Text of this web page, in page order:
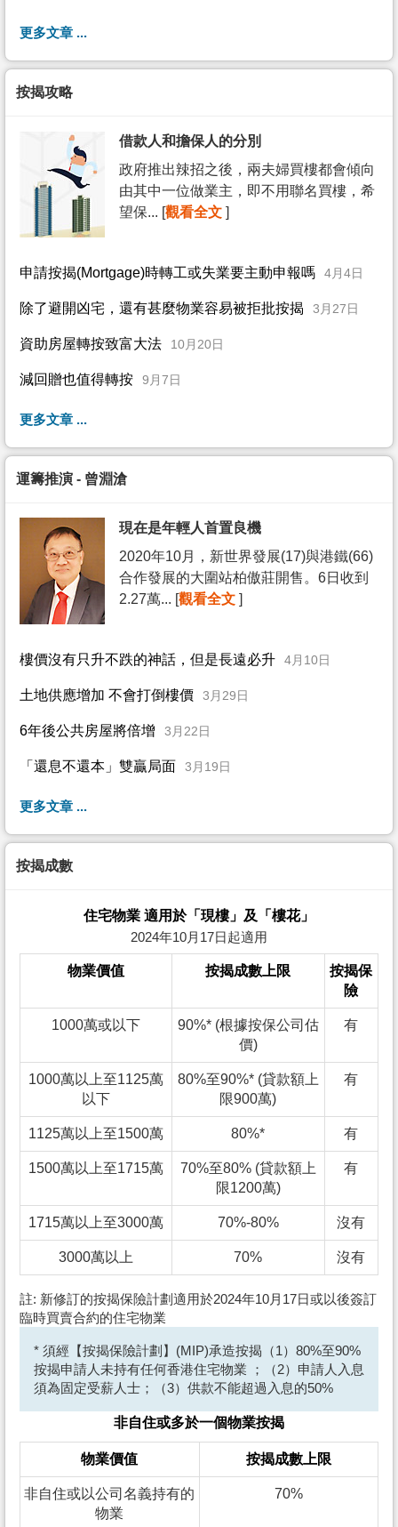
更多文章 ...
按揭攻略
借款人和擔保人的分別
政府推出辣招之後，兩夫婦買樓都會傾向
由其中一位做業主，即不用聯名買樓，希
望保... [觀看全文 ]
申請按揭(Mortgage)時轉工或失業要主動申報嗎 4月4日
除了避開凶宅，還有甚麼物業容易被拒批按揭 3月27日
資助房屋轉按致富大法 10月20日
減回贈也值得轉按 9月7日
更多文章 ...
運籌推演 - 曾淵滄
現在是年輕人首置良機
2020年10月，新世界發展(17)與港鐵(66)
合作發展的大圍站柏傲莊開售。6日收到
2.27萬... [觀看全文 ]
樓價沒有只升不跌的神話，但是長遠必升 4月10日
土地供應增加 不會打倒樓價 3月29日
6年後公共房屋將倍增 3月22日
「還息不還本」雙贏局面 3月19日
更多文章 ...
按揭成數
住宅物業 適用於「現樓」及「樓花」
2024年10月17日起適用
物業價值 按揭成數上限
按揭保
險
1000萬或以下
90%* (根據按保公司估
價)
有
1000萬以上至1125萬
以下
80%至90%* (貸款額上
限900萬)
有
1125萬以上至1500萬 80%* 有
1500萬以上至1715萬
70%至80% (貸款額上
限1200萬)
有
1715萬以上至3000萬 70%-80% 沒有
3000萬以上 70% 沒有
註: 新修訂的按揭保險計劃適用於2024年10月17日或以後簽訂
臨時買賣合約的住宅物業
* 須經【按揭保險計劃】(MIP)承造按揭（1）80%至90%
按揭申請人未持有任何香港住宅物業 ；（2）申請人入息
須為固定受薪人士；（3）供款不能超過入息的50%
非自住或多於一個物業按揭
物業價值 按揭成數上限
非自住或以公司名義持有的
物業
70%